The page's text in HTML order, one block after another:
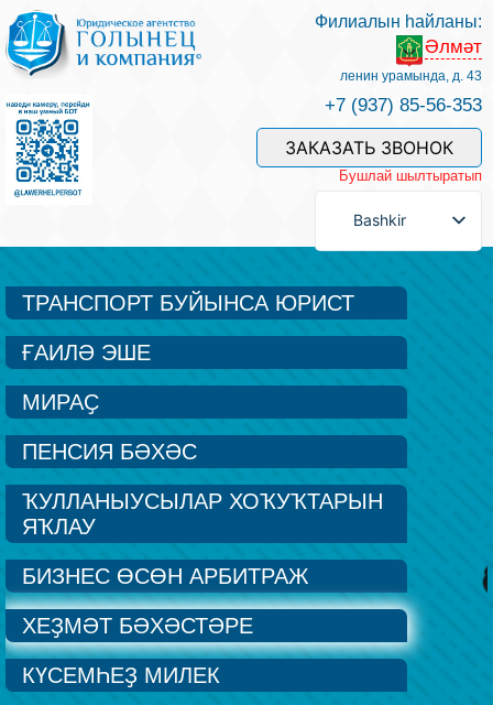
Беҙҙең белгестәр һәм хеҙмәттәр
Хеҙмәт хаҡын түләү
Һорау биреү
Бәйләнеш
Баһалама
Файҙалы мәҡәләләр
Беҙҙең еңеү
Видео тураһында беҙ
Филиалын һайланы:
Әлмәт
ленин урамында, д. 43
+7 (937) 85-56-353
ЗАКАЗАТЬ ЗВОНОК
Бушлай шылтыратып
Bashkir
ТРАНСПОРТ БУЙЫНСА ЮРИСТ
ҒАИЛӘ ЭШЕ
МИРАҪ
ПЕНСИЯ БӘХӘС
ҠУЛЛАНЫУСЫЛАР ХОҠУҠТАРЫН
ЯҠЛАУ
БИЗНЕС ӨСӨН АРБИТРАЖ
ХЕҘМӘТ БӘХӘСТӘРЕ
КҮСЕМҺЕҘ МИЛЕК